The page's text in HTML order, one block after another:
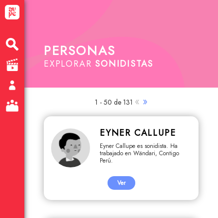
PERSONAS
EXPLORAR SONIDISTAS
1 - 50 de 131 « »
EYNER CALLUPE
Eyner Callupe es sonidista. Ha
trabajado en Wändari, Contigo
Perú.
Ver